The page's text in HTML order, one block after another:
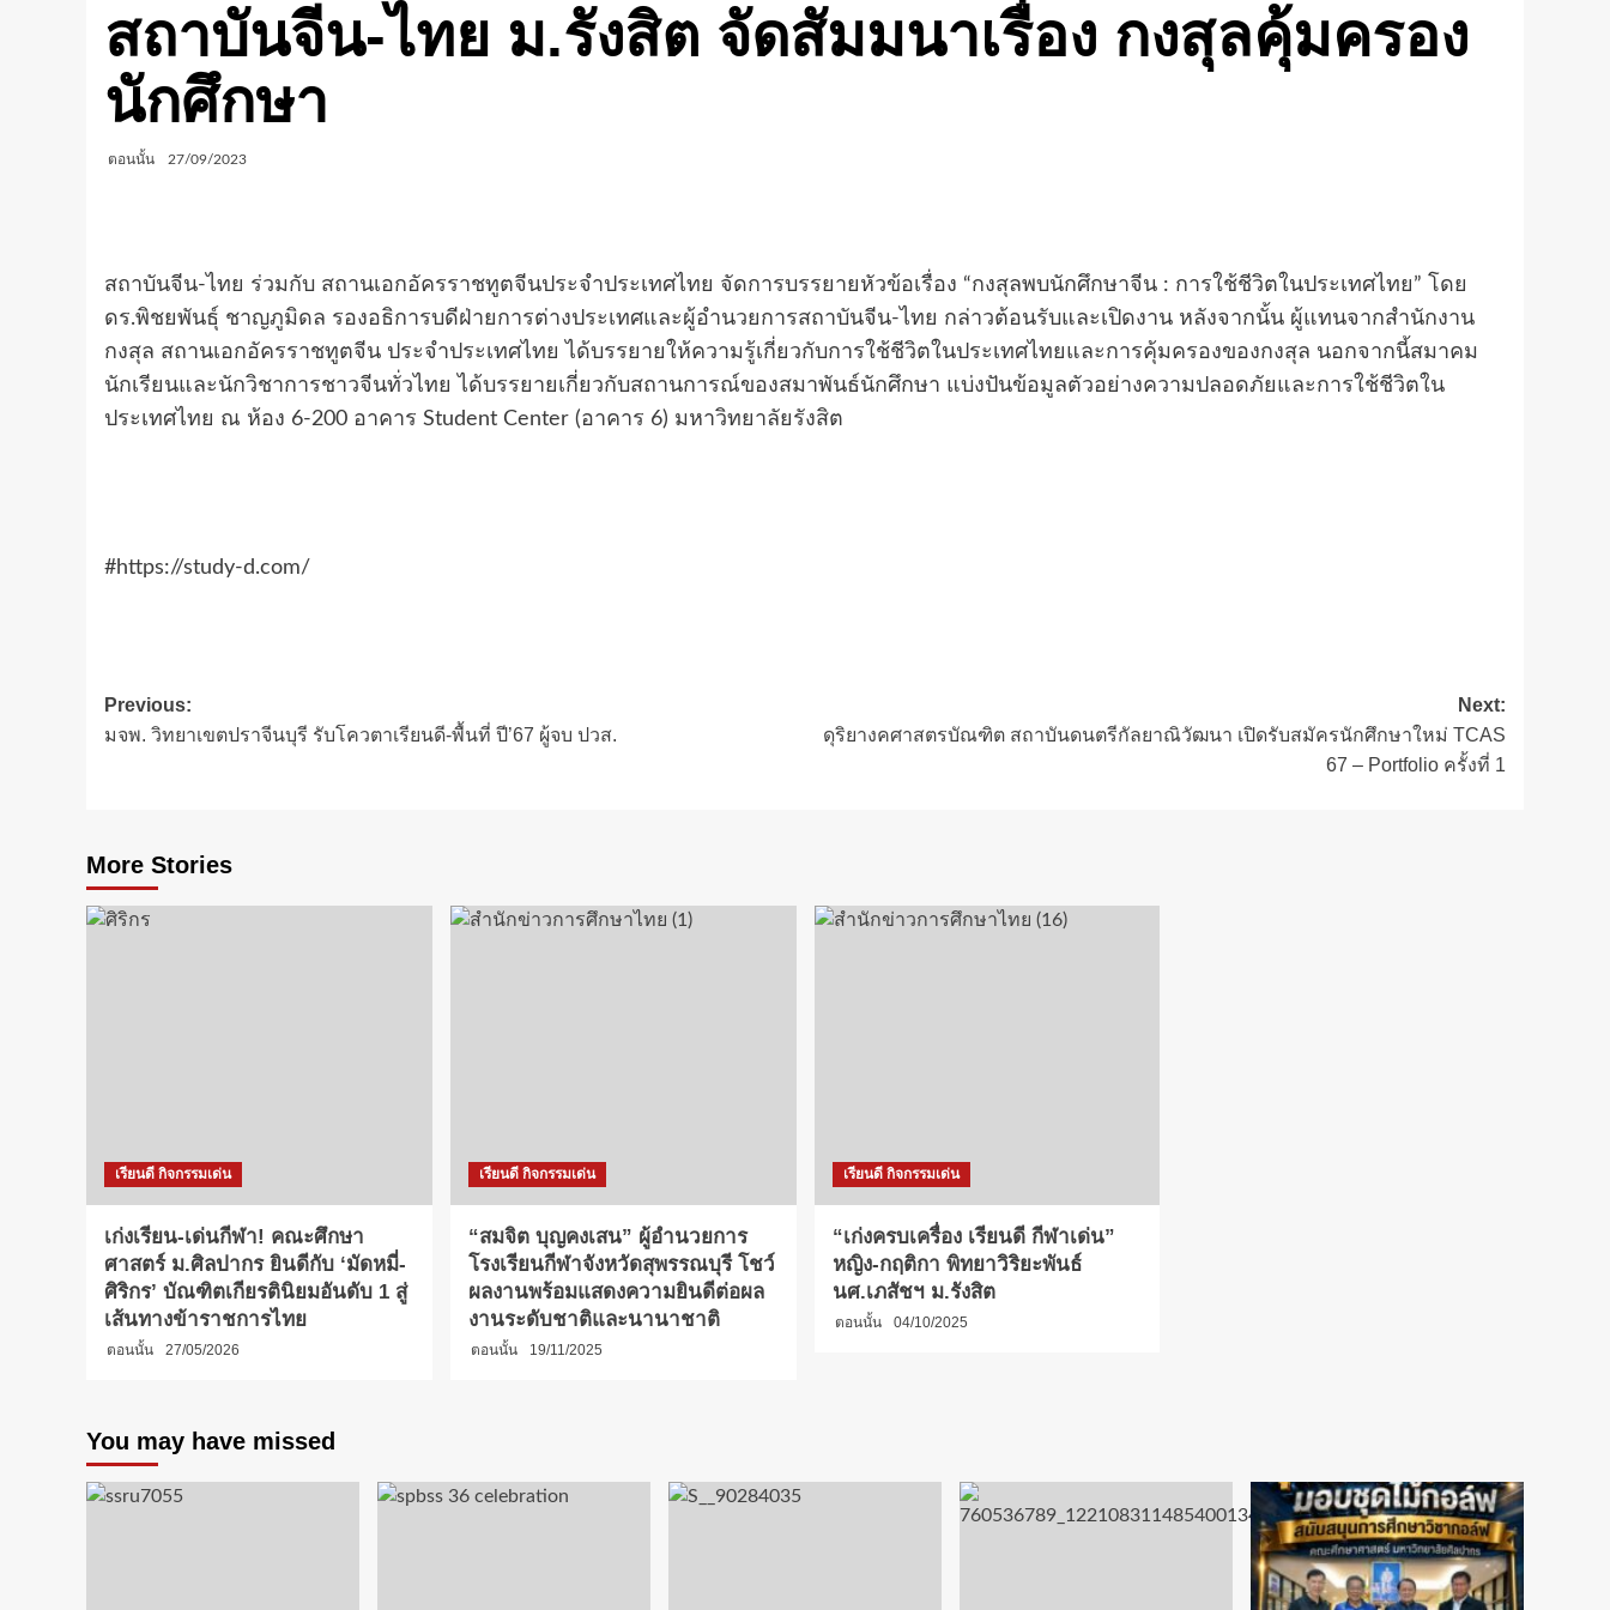
สถาบันจีน-ไทย ม.รังสิต จัดสัมมนาเรื่อง กงสุลคุ้มครอง
นักศึกษา
ตอนนั้น 27/09/2023
สถาบันจีน-ไทย ร่วมกับ สถานเอกอัครราชทูตจีนประจำประเทศไทย จัดการบรรยายหัวข้อเรื่อง “กงสุลพบนักศึกษาจีน : การใช้ชีวิตในประเทศไทย” โดย
ดร.พิชยพันธุ์ ชาญภูมิดล รองอธิการบดีฝ่ายการต่างประเทศและผู้อำนวยการสถาบันจีน-ไทย กล่าวต้อนรับและเปิดงาน หลังจากนั้น ผู้แทนจากสำนักงาน
กงสุล สถานเอกอัครราชทูตจีน ประจำประเทศไทย ได้บรรยายให้ความรู้เกี่ยวกับการใช้ชีวิตในประเทศไทยและการคุ้มครองของกงสุล นอกจากนี้สมาคม
นักเรียนและนักวิชาการชาวจีนทั่วไทย ได้บรรยายเกี่ยวกับสถานการณ์ของสมาพันธ์นักศึกษา แบ่งปันข้อมูลตัวอย่างความปลอดภัยและการใช้ชีวิตใน
ประเทศไทย ณ ห้อง 6-200 อาคาร Student Center (อาคาร 6) มหาวิทยาลัยรังสิต
#https://study-d.com/
Post
navigation
Previous:
มจพ. วิทยาเขตปราจีนบุรี รับโควตาเรียนดี-พื้นที่ ปี’67 ผู้จบ ปวส.
Next:
ดุริยางคศาสตรบัณฑิต สถาบันดนตรีกัลยาณิวัฒนา เปิดรับสมัครนักศึกษาใหม่ TCAS
67 – Portfolio ครั้งที่ 1
More Stories
เรียนดี กิจกรรมเด่น
เก่งเรียน-เด่นกีฬา! คณะศึกษา
ศาสตร์ ม.ศิลปากร ยินดีกับ ‘มัดหมี่-
ศิริกร’ บัณฑิตเกียรตินิยมอันดับ 1 สู่
เส้นทางข้าราชการไทย
ตอนนั้น 27/05/2026
เรียนดี กิจกรรมเด่น
“สมจิต บุญคงเสน” ผู้อำนวยการ
โรงเรียนกีฬาจังหวัดสุพรรณบุรี โชว์
ผลงานพร้อมแสดงความยินดีต่อผล
งานระดับชาติและนานาชาติ
ตอนนั้น 19/11/2025
เรียนดี กิจกรรมเด่น
“เก่งครบเครื่อง เรียนดี กีฬาเด่น”
หญิง-กฤติกา พิทยาวิริยะพันธ์
นศ.เภสัชฯ ม.รังสิต
ตอนนั้น 04/10/2025
You may have missed